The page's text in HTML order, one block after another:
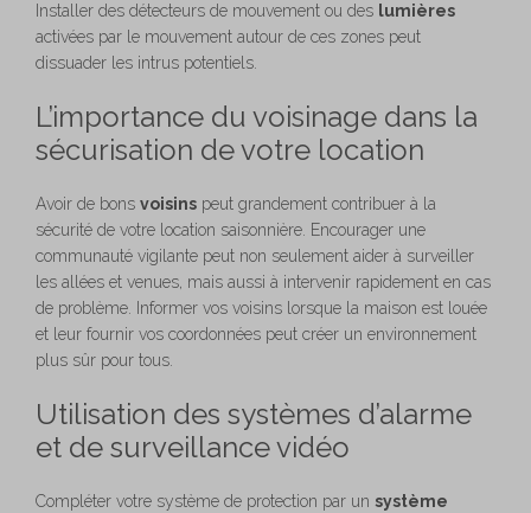
Installer des détecteurs de mouvement ou des lumières
activées par le mouvement autour de ces zones peut
dissuader les intrus potentiels.
L’importance du voisinage dans la
sécurisation de votre location
Avoir de bons voisins peut grandement contribuer à la
sécurité de votre location saisonnière. Encourager une
communauté vigilante peut non seulement aider à surveiller
les allées et venues, mais aussi à intervenir rapidement en cas
de problème. Informer vos voisins lorsque la maison est louée
et leur fournir vos coordonnées peut créer un environnement
plus sûr pour tous.
Utilisation des systèmes d’alarme
et de surveillance vidéo
Compléter votre système de protection par un système